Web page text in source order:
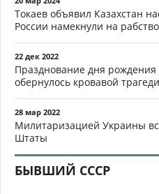
Токаев объявил Казахстан
России намекнули на
22 дек 2022
Празднование дня рождения
обернулось кровавой
28 мар 2022
Милитаризацией Украины
Штаты
БЫВШИЙ СССР